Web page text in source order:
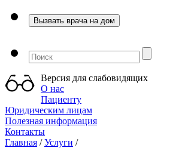
Версия для слабовидящих
О нас
Пациенту
Юридическим лицам
Полезная информация
Контакты
Главная /Услуги /